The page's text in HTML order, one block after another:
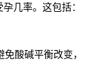
几率。这包括：
酸碱平衡改变，